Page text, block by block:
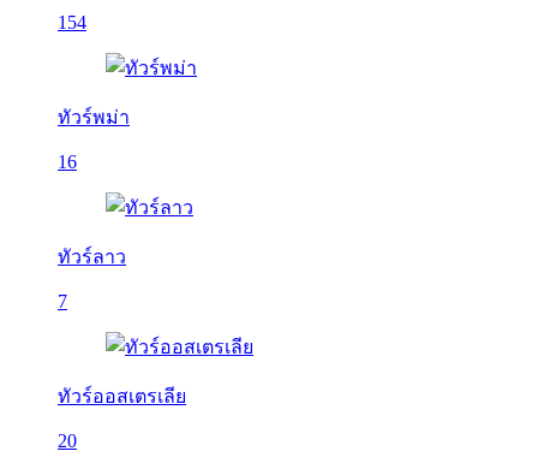
154
ทัวร์พม่า
16
ทัวร์ลาว
7
ทัวร์ออสเตรเลีย
20